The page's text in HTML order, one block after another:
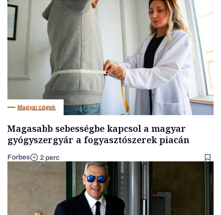
Magyar cégek
Magasabb sebességbe kapcsol a magyar
gyógyszergyár a fogyasztószerek piacán
Forbes 2 perc